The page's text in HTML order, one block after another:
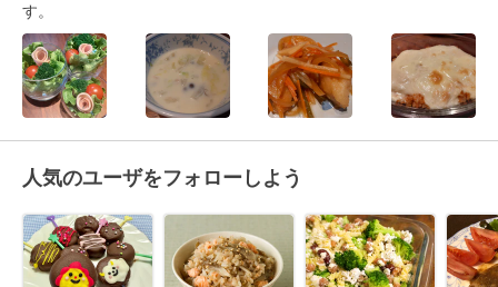
す。
人気のユーザをフォローしよう